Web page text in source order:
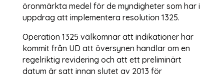
öronmärkta medel för de myndigheter som har i
uppdrag att implementera resolution 1325.
Operation 1325 välkomnar att indikationer har
kommit från UD att översynen handlar om en
regelriktig revidering och att ett preliminärt
datum är satt innan slutet av 2013 för